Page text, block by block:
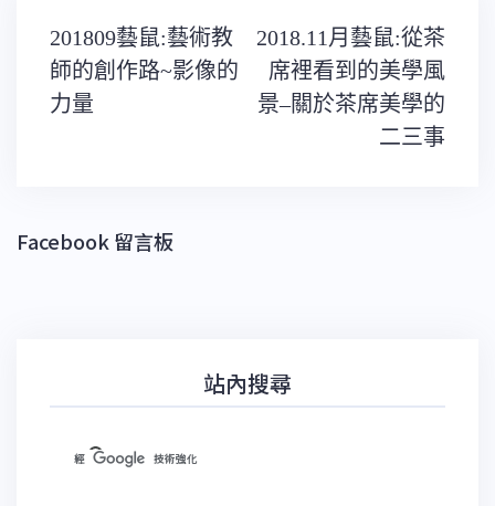
文
章
導
覽
201809藝鼠:藝術教
師的創作路~影像的
力量
2018.11月藝鼠:從茶
席裡看到的美學風
景–關於茶席美學的
二三事
Facebook 留言板
站內搜尋